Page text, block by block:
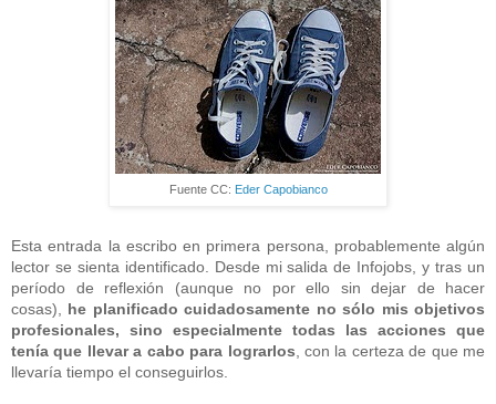
Fuente CC: Eder Capobianco
Esta entrada la escribo en primera persona, probablemente algún
lector se sienta identificado. Desde mi salida de Infojobs, y tras un
período de reflexión (aunque no por ello sin dejar de hacer
cosas), he planificado cuidadosamente no sólo mis objetivos
profesionales, sino especialmente todas las acciones que
tenía que llevar a cabo para lograrlos, con la certeza de que me
llevaría tiempo el conseguirlos.